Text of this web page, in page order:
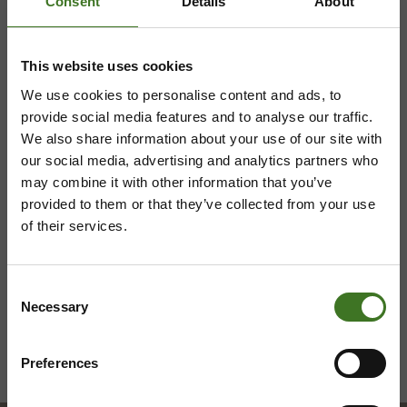
This website uses cookies
We use cookies to personalise content and ads, to
provide social media features and to analyse our traffic.
We also share information about your use of our site with
our social media, advertising and analytics partners who
may combine it with other information that you’ve
provided to them or that they’ve collected from your use
of their services.
Selection
Necessary
Preferences
Mustantie 500, 87900 Kajaani
044 710 0425 ,majasaari@ekokymppi.fi
Avoinna ma 8 - 18, ti - pe 8 - 16
Saavutettavuusseloste Tietosuojaselosteita